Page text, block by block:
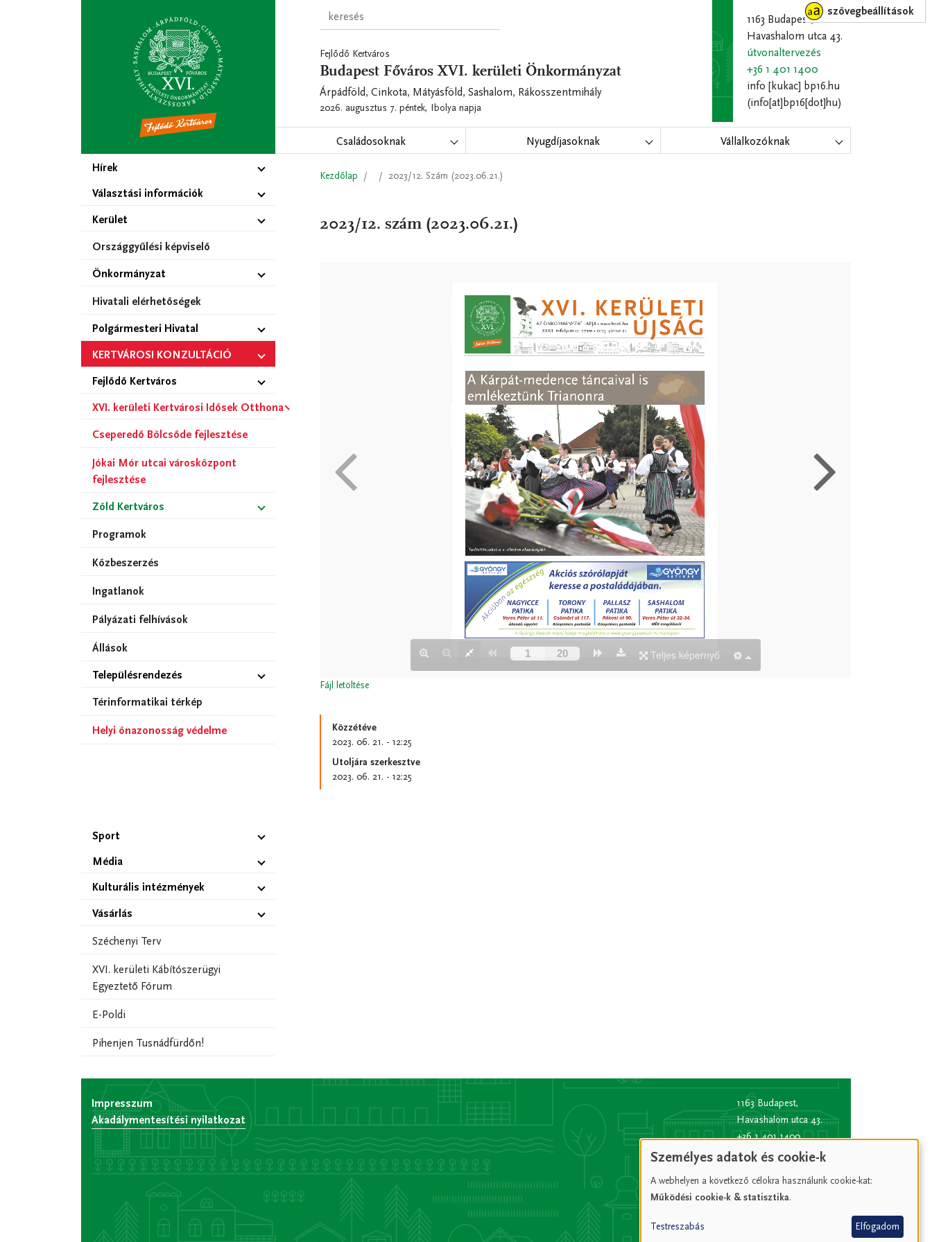
szövegbeállítások
Fejlődő Kertváros
Budapest Főváros XVI. kerületi Önkormányzat
Árpádföld, Cinkota, Mátyásföld, Sashalom, Rákosszentmihály
2026. augusztus 7. péntek, Ibolya napja
1163 Budapest,
Havashalom utca 43.
útvonaltervezés
+36 1 401 1400
info [kukac] bp16.hu
(info[at]bp16[dot]hu)
Családosoknak Nyugdíjasoknak
Vállalkozóknak
Hírek
Választási információk
Kerület
Országgyűlési képviselő
Önkormányzat
Hivatali elérhetőségek
Polgármesteri Hivatal
KERTVÁROSI KONZULTÁCIÓ
Fejlődő Kertváros
XVI. kerületi Kertvárosi Idősek Otthona
Cseperedő Bölcsőde fejlesztése
Jókai Mór utcai városközpont
fejlesztése
Zöld Kertváros
Programok
Közbeszerzés
Ingatlanok
Pályázati felhívások
Állások
Településrendezés
Térinformatikai térkép
Helyi önazonosság védelme
Sport
Média
Kulturális intézmények
Vásárlás
Széchenyi Terv
XVI. kerületi Kábítószerügyi
Egyeztető Fórum
E-Poldi
Pihenjen Tusnádfürdőn!
Kezdőlap 2023/12. Szám (2023.06.21.)
2023/12. szám (2023.06.21.)
Fájl letöltése
Közzétéve
2023. 06. 21. - 12:25
Utoljára szerkesztve
2023. 06. 21. - 12:25
Impresszum
Akadálymentesítési nyilatkozat
1163 Budapest,
Havashalom utca 43.
+36 1 401 1400
info[kukac]bp16.hu
Hivatali kapu rövid
név:XVIPOLG
Személyes adatok és cookie-k
A webhelyen a következő célokra használunk cookie-kat:
Működési cookie-k & statisztika.
Testreszabás Elfogadom